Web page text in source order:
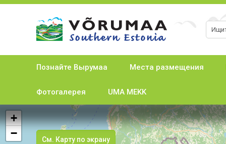
Познайте Вырумаа Места размещения
Фотогалерея UMA MEKK
+
−
См. Карту по экрану